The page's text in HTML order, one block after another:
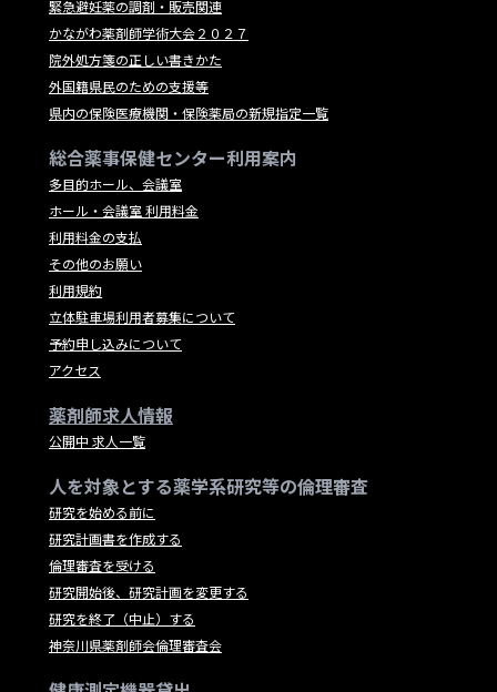
緊急避妊薬の調剤・販売関連
かながわ薬剤師学術大会２０２７
院外処方箋の正しい書きかた
外国籍県民のための支援等
県内の保険医療機関・保険薬局の新規指定一覧
総合薬事保健センター利用案内
多目的ホール、会議室
ホール・会議室 利用料金
利用料金の支払
その他のお願い
利用規約
立体駐車場利用者募集について
予約申し込みについて
アクセス
薬剤師求人情報
公開中 求人一覧
人を対象とする薬学系研究等の倫理審査
研究を始める前に
研究計画書を作成する
倫理審査を受ける
研究開始後、研究計画を変更する
研究を終了（中止）する
神奈川県薬剤師会倫理審査会